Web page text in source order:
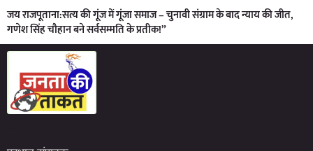
जय राजपूताना:सत्य की गूंज में गूंजा समाज – चुनावी संग्राम के बाद न्याय की जीत,
गणेश सिंह चौहान बने सर्वसम्मति के प्रतीक!”